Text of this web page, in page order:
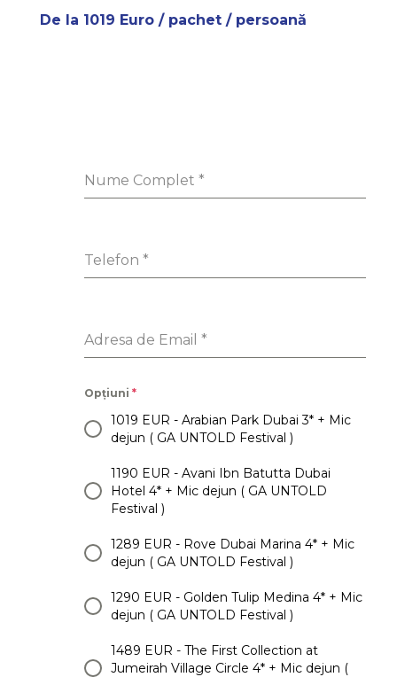
De la 1019 Euro / pachet / persoană
Nume Complet *
Telefon *
Adresa de Email *
Opțiuni *
1019 EUR - Arabian Park Dubai 3* + Mic
dejun ( GA UNTOLD Festival )
1190 EUR - Avani Ibn Batutta Dubai
Hotel 4* + Mic dejun ( GA UNTOLD
Festival )
1289 EUR - Rove Dubai Marina 4* + Mic
dejun ( GA UNTOLD Festival )
1290 EUR - Golden Tulip Medina 4* + Mic
dejun ( GA UNTOLD Festival )
1489 EUR - The First Collection at
Jumeirah Village Circle 4* + Mic dejun (